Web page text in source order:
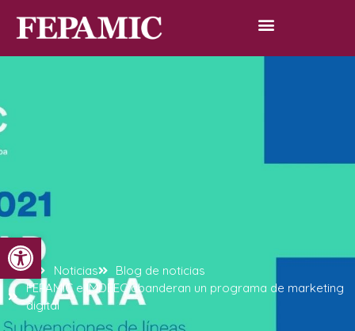
Abrir barra de herramientas
Inicio Noticias
Blog de noticias
FEPAMIC e IMDEEC abanderan un programa de marketing
digital